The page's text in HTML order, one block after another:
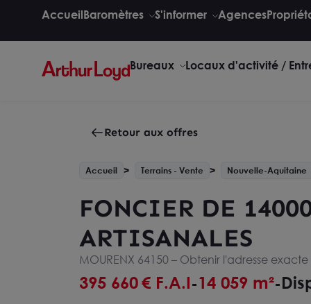
AccueilBaromètres S'informer Agences
Bureaux Locaux d'activité /
Retour aux offres
Accueil Terrains - Vente Nouvelle-Aquitaine
FONCIER DE
ARTISANALES
MOURENX 64150 – Obtenir l'adresse exacte
395 660€ F.A.I-14 059 m²-